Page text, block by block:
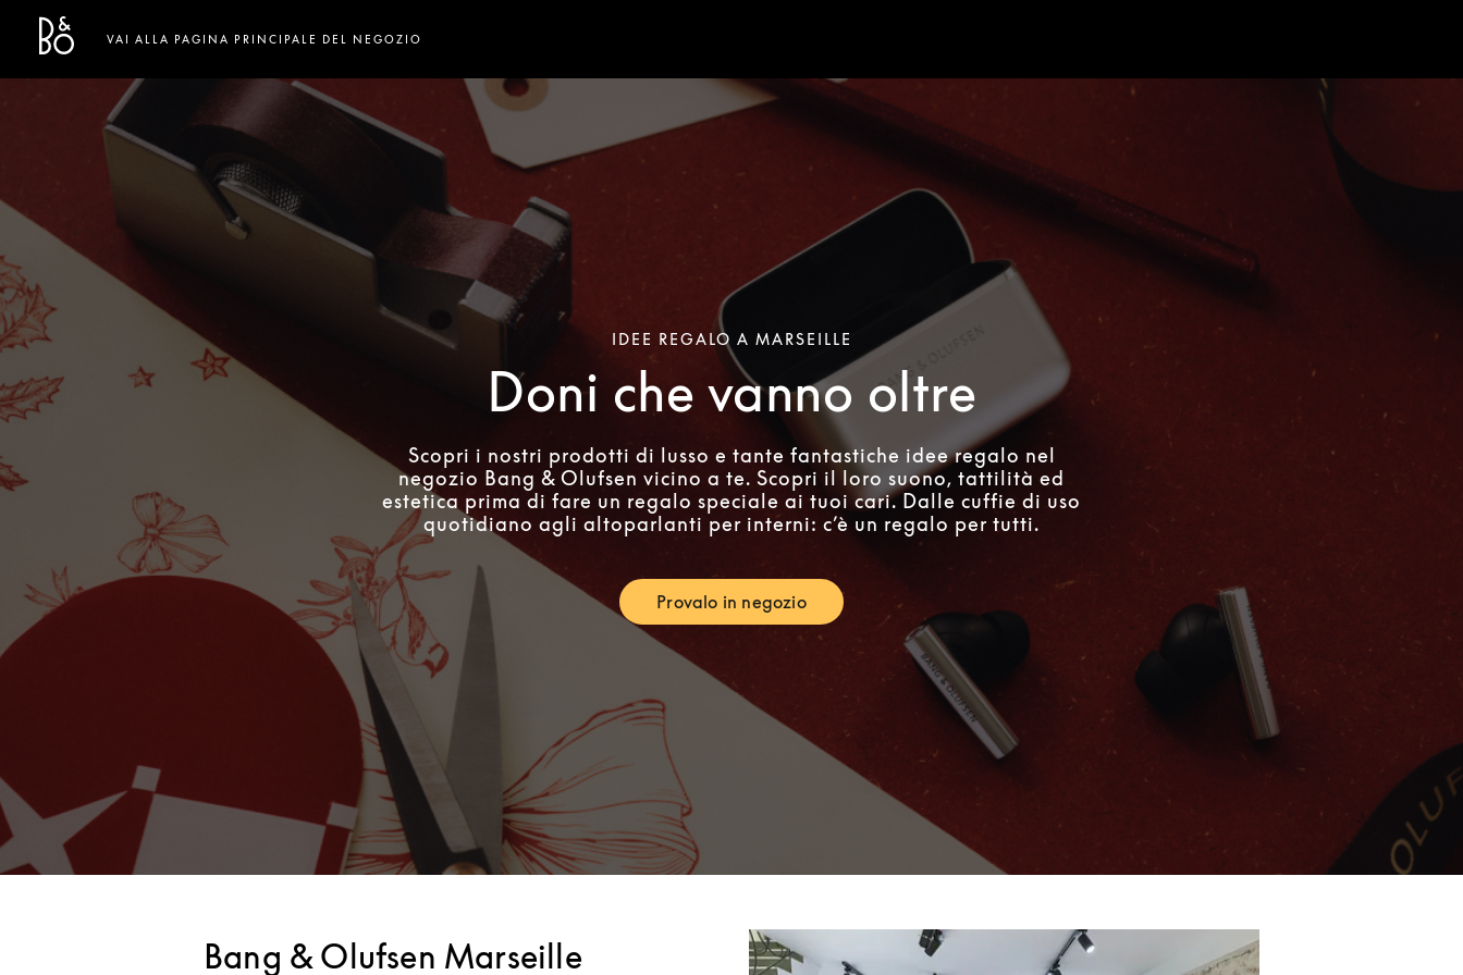
Bang & Olufsen - Exist to Create
Link Opens in New Tab
VAI ALLA PAGINA PRINCIPALE DEL NEGOZIO
IDEE REGALO A MARSEILLE
Doni che vanno oltre
Scopri i nostri prodotti di lusso e tante fantastiche idee regalo nel
negozio Bang & Olufsen vicino a te. Scopri il loro suono, tattilità ed
estetica prima di fare un regalo speciale ai tuoi cari. Dalle cuffie di uso
quotidiano agli altoparlanti per interni: c’è un regalo per tutti.
Provalo in negozioLink Opens in New Tab
Bang & Olufsen Marseille